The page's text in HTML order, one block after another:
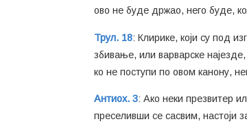
ово не буде држао, него буде,
Трул. 18: Клирике, који су под
збивање, или варварске
ко не поступи по овом канону,
Антиох. 3: Ако неки презвитер
преселивши се сасвим, настоји